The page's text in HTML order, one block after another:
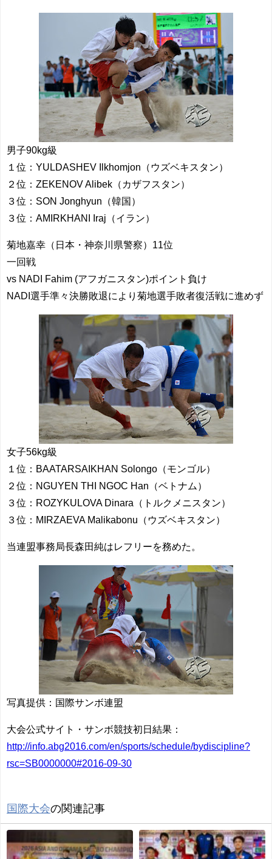
男子90kg級
１位：YULDASHEV Ilkhomjon（ウズベキスタン）
２位：ZEKENOV Alibek（カザフスタン）
３位：SON Jonghyun（韓国）
３位：AMIRKHANI Iraj（イラン）
菊地嘉幸（日本・神奈川県警察）11位
一回戦
vs NADI Fahim (アフガニスタン)ポイント負け
NADI選手準々決勝敗退により菊地選手敗者復活戦に進めず
女子56kg級
１位：BAATARSAIKHAN Solongo（モンゴル）
２位：NGUYEN THI NGOC Han（ベトナム）
３位：ROZYKULOVA Dinara（トルクメニスタン）
３位：MIRZAEVA Malikabonu（ウズベキスタン）
当連盟事務局長森田純はレフリーを務めた。
写真提供：国際サンボ連盟
大会公式サイト・サンボ競技初日結果：
http://info.abg2016.com/en/sports/schedule/bydiscipline?
rsc=SB0000000#2016-09-30
国際大会の関連記事